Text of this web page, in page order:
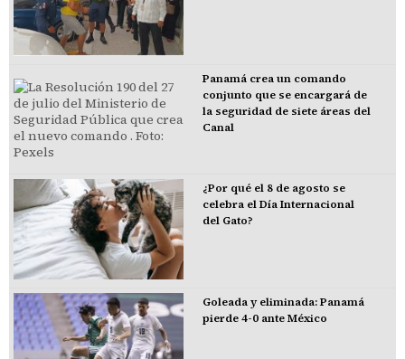
Panamá crea un comando
conjunto que se encargará de
la seguridad de siete áreas del
Canal
¿Por qué el 8 de agosto se
celebra el Día Internacional
del Gato?
Goleada y eliminada: Panamá
pierde 4-0 ante México